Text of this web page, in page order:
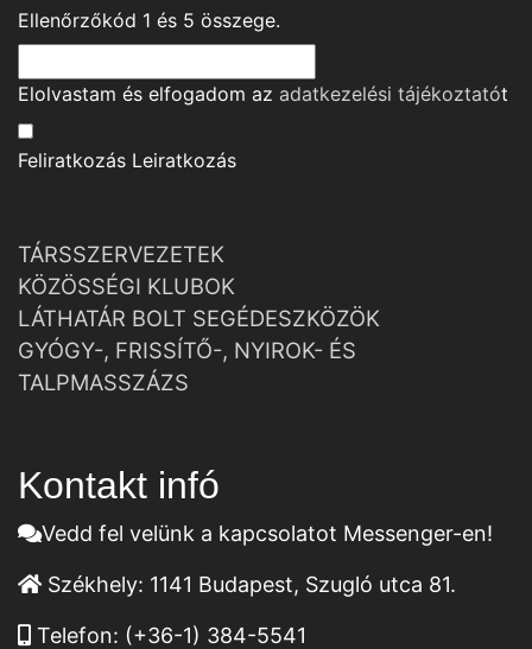
Ellenőrzőkód 1 és 5 összege.
Elolvastam és elfogadom az adatkezelési tájékoztatót
Feliratkozás Leiratkozás
TÁRSSZERVEZETEK
KÖZÖSSÉGI KLUBOK
LÁTHATÁR BOLT SEGÉDESZKÖZÖK
GYÓGY-, FRISSÍTŐ-, NYIROK- ÉS
TALPMASSZÁZS
Kontakt infó
Vedd fel velünk a kapcsolatot Messenger-en!
Székhely: 1141 Budapest, Szugló utca 81.
Telefon: (+36-1) 384-5541